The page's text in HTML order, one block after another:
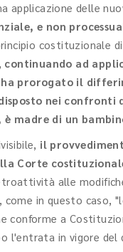
applicazione delle
e non
costituzionale
continuando ad
prorogato il
nei confronti
madre di un
il
Corte
alle
come in questo caso,
conforme a
l'entrata in vigore